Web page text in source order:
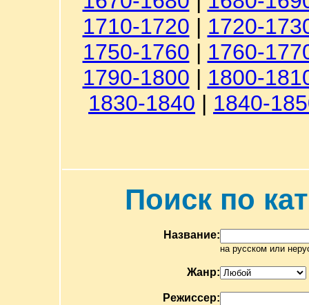
1710-1720 | 1720-
1750-1760 | 1760-
1790-1800 | 1800-
1830-1840 | 1840-
Поиск по
Название:
на русском или
Жанр:
Режиссер: